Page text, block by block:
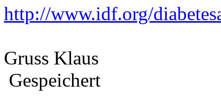
http://www.idf.org/
Gruss Klaus
Gespeichert